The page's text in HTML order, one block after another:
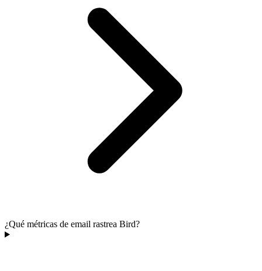
¿Qué métricas de email rastrea Bird?